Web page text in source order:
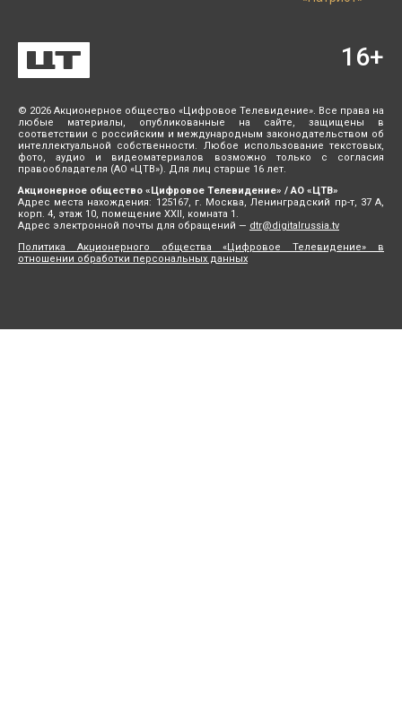
© 2026 Акционерное общество «Цифровое Телевидение». Все права на
любые материалы, опубликованные на сайте, защищены в
соответствии с российским и международным законодательством об
интеллектуальной собственности. Любое использование текстовых,
фото, аудио и видеоматериалов возможно только с согласия
правообладателя (АО «ЦТВ»). Для лиц старше 16 лет.
Акционерное общество «Цифровое Телевидение» / АО «ЦТВ»
Адрес места нахождения: 125167, г. Москва, Ленинградский пр-т, 37 А,
корп. 4, этаж 10, помещение XXII, комната 1.
Адрес электронной почты для обращений — dtr@digitalrussia.tv
Политика Акционерного общества «Цифровое Телевидение» в
отношении обработки персональных данных
16+